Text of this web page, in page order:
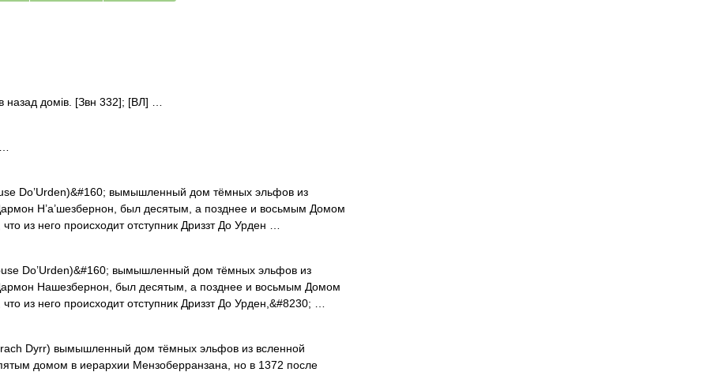
домів. [Звн 332]; [ВЛ] …
Do’Urden)&#160; вымышленный дом тёмных эльфов из
Н’а’шезбернон, был десятым, а позднее и восьмым Домом
из него происходит отступник Дриззт До Урден …
Do’Urden)&#160; вымышленный дом тёмных эльфов из
Нашезбернон, был десятым, а позднее и восьмым Домом
из него происходит отступник Дриззт До Урден,&#8230; …
Dyrr) вымышленный дом тёмных эльфов из всленной
домом в иерархии Мензоберранзана, но в 1372 после